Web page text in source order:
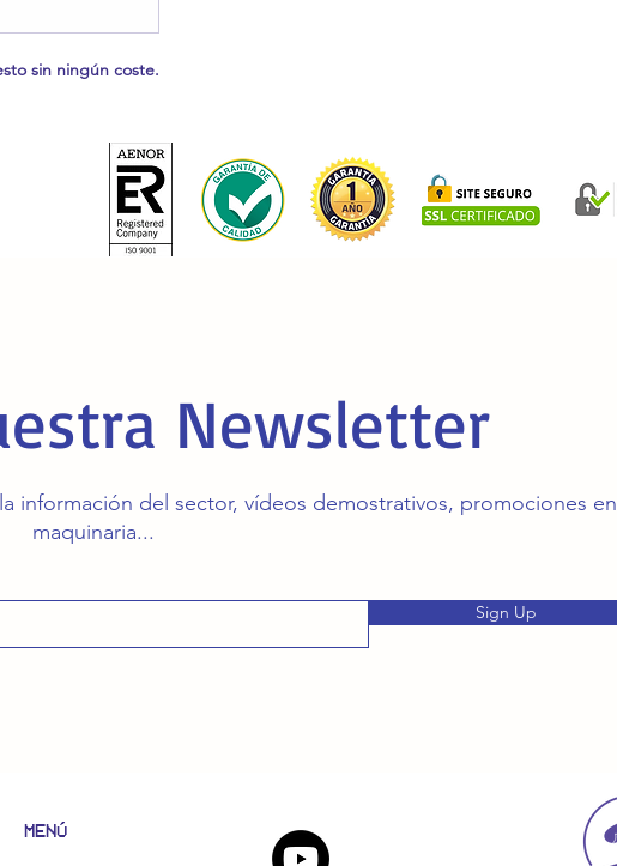
sin ningún coste.
Newsletter
información del sector, vídeos demostrativos, promociones en
maquinaria...
Sign Up
MENÚ